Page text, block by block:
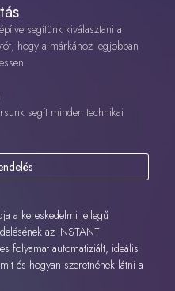
segítünk kiválasztani a
hogy a márkához legjobban
segít minden technikai
a kereskedelmi jellegű
az INSTANT
folyamat automatiziált, ideális
és hogyan szeretnének látni a